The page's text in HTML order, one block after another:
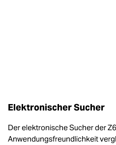
Elektronischer Sucher
Der elektronische Sucher der
Anwendungsfreundlichkeit